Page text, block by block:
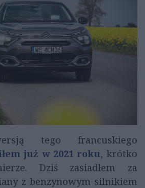
tego francuskiego
już w 2021 roku, krótko
Dziś zasiadłem za
z benzynowym silnikiem